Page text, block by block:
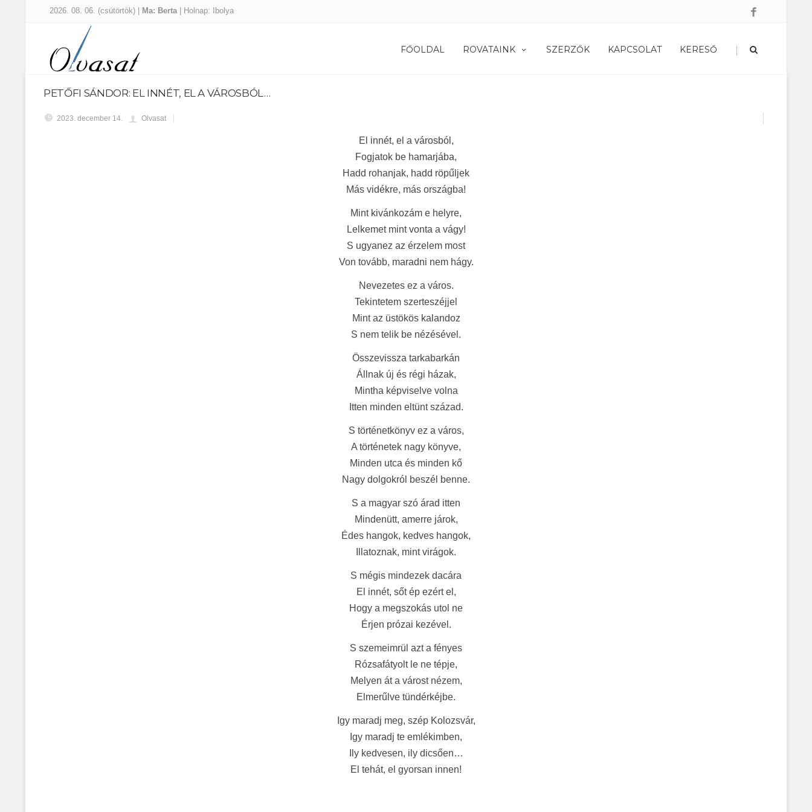
2026. 08. 06. (csütörtök) | Ma: Berta | Holnap: Ibolya
FŐOLDAL ROVATAINK SZERZŐK KAPCSOLAT KERESŐ |
PETŐFI SÁNDOR: EL INNÉT, EL A VÁROSBÓL…
2023. december 14. Olvasat
El innét, el a városból,
Fogjatok be hamarjába,
Hadd rohanjak, hadd röpűljek
Más vidékre, más országba!
Mint kivánkozám e helyre,
Lelkemet mint vonta a vágy!
S ugyanez az érzelem most
Von tovább, maradni nem hágy.
Nevezetes ez a város.
Tekintetem szerteszéjjel
Mint az üstökös kalandoz
S nem telik be nézésével.
Összevissza tarkabarkán
Állnak új és régi házak,
Mintha képviselve volna
Itten minden eltünt század.
S történetkönyv ez a város,
A történetek nagy könyve,
Minden utca és minden kő
Nagy dolgokról beszél benne.
S a magyar szó árad itten
Mindenütt, amerre járok,
Édes hangok, kedves hangok,
Illatoznak, mint virágok.
S mégis mindezek dacára
El innét, sőt ép ezért el,
Hogy a megszokás utol ne
Érjen prózai kezével.
S szemeimrül azt a fényes
Rózsafátyolt le ne tépje,
Melyen át a várost nézem,
Elmerűlve tündérkéjbe.
Igy maradj meg, szép Kolozsvár,
Igy maradj te emlékimben,
Ily kedvesen, ily dicsően…
El tehát, el gyorsan innen!